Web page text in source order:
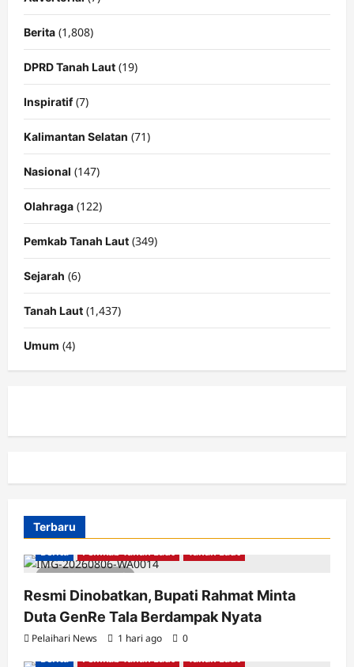
Berita (1,808)
DPRD Tanah Laut (19)
Inspiratif(7)
Kalimantan Selatan (71)
Nasional (147)
Olahraga (122)
Pemkab Tanah Laut (349)
Sejarah (6)
Tanah Laut (1,437)
Umum (4)
Terbaru
3 minutes read
Berita Pemkab Tanah Laut Tanah Laut
Resmi Dinobatkan, Bupati Rahmat Minta
Duta GenRe Tala Berdampak Nyata
Pelaihari News 1 hari ago 0
Berita Pemkab Tanah Laut Tanah Laut